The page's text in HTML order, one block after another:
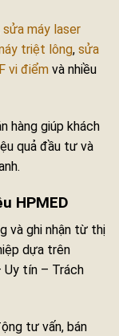
sửa máy laser
triệt lông, sửa
vi điểm và nhiều
hàng giúp khách
quả đầu tư và
HPMED
và ghi nhận từ thị
dựa trên
Uy tín – Trách
tư vấn, bán